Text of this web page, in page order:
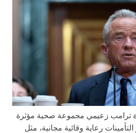
ترامب زعيمي مجموعة صحية مؤثرة
رعاية وقائية مجانية، مثل